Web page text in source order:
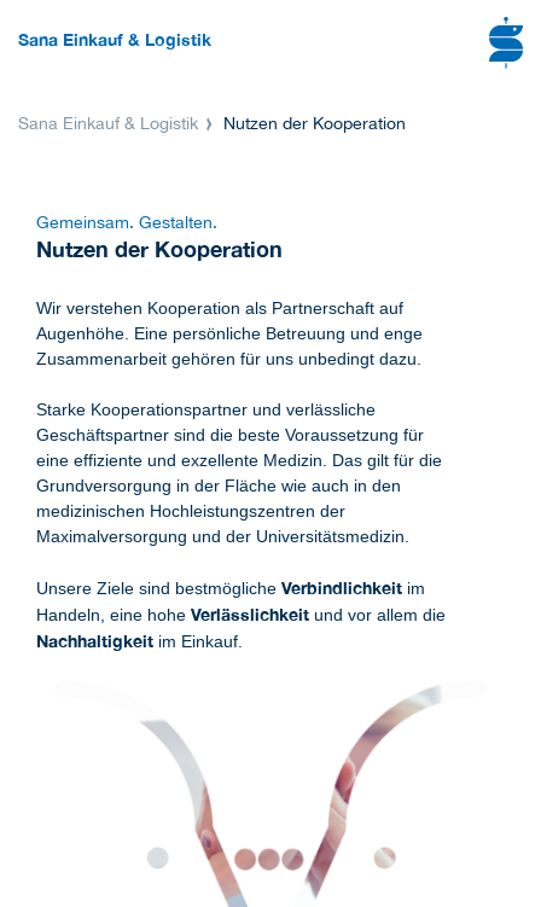
Sana Einkauf & Logistik
Sana Einkauf & Logistik Nutzen der Kooperation
Gemeinsam. Gestalten.
Nutzen der Kooperation
Wir verstehen Kooperation als Partnerschaft auf
Augenhöhe. Eine persönliche Betreuung und enge
Zusammenarbeit gehören für uns unbedingt dazu.
Starke Kooperationspartner und verlässliche
Geschäftspartner sind die beste Voraussetzung für
eine effiziente und exzellente Medizin. Das gilt für die
Grundversorgung in der Fläche wie auch in den
medizinischen Hochleistungszentren der
Maximalversorgung und der Universitätsmedizin.
Unsere Ziele sind bestmögliche Verbindlichkeit im
Handeln, eine hohe Verlässlichkeit und vor allem die
Nachhaltigkeit im Einkauf.